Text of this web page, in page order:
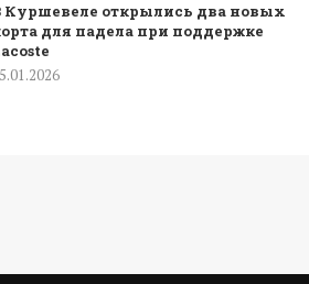
Куршевеле открылись два новых
для падела при поддержке